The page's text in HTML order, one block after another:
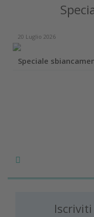
20 Luglio 2026
Speciale